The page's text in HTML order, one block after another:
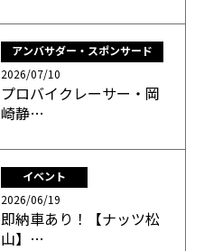
アンバサダー・スポンサード
2026/07/10
プロバイクレーサー・岡
崎静…
イベント
2026/06/19
即納車あり！【ナッツ松
山】…